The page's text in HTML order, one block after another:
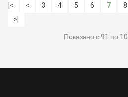
|< < 3 4 5 6 7 8
>|
Показано с 91 по